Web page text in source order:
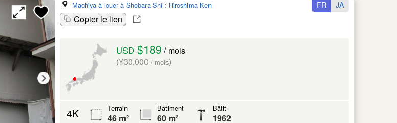
Machiya à louer à Shobara Shi : Hiroshima Ken
Copier le lien
FR JA
USD $189 / mois
(¥30,000 / mois)
4K Terrain
46 m²
Bâtiment
60 m²
Bâtit
1962